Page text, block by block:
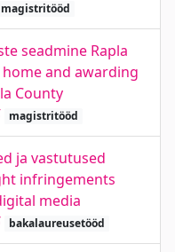
magistritööd
seadmine Rapla
and awarding
County
magistritööd
ja vastutused
infringements
media
bakalaureusetööd